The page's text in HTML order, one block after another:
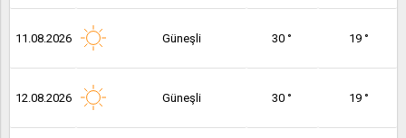
11.08.2026 Güneşli 30 ° 19 °
12.08.2026 Güneşli 30 ° 19 °